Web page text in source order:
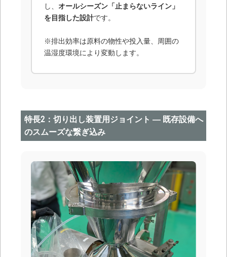
し、 オールシーズン「止まらないライン」
を目指した設計です。
※排出効率は原料の物性や投入量、周囲の
温湿度環境により変動します。
特長2：切り出し装置用ジョイント ― 既存設備へ
のスムーズな繋ぎ込み